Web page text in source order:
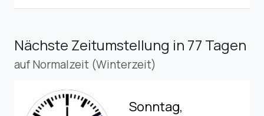
Nächste Zeitumstellung in 77 Tagen
auf Normalzeit (Winterzeit)
Sonntag,